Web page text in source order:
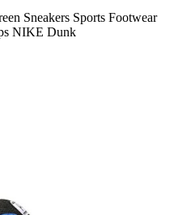
Sneakers Sports Footwear
NIKE Dunk